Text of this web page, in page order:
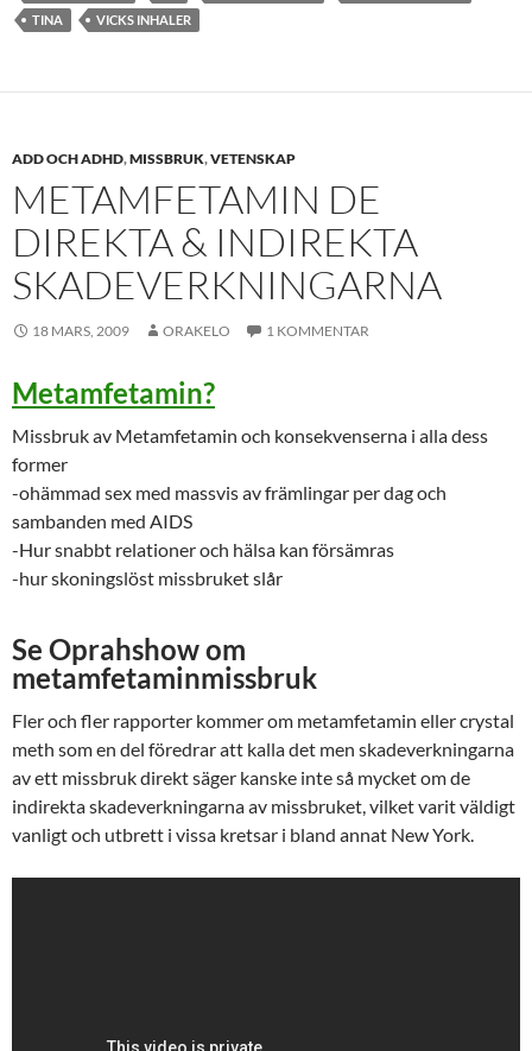
TINA
VICKS INHALER
ADD OCH ADHD,MISSBRUK,VETENSKAP
METAMFETAMIN DE
DIREKTA & INDIREKTA
SKADEVERKNINGARNA
18 MARS, 2009 ORAKELO 1 KOMMENTAR
Metamfetamin?
Missbruk av Metamfetamin och konsekvenserna i alla dess
former
-ohämmad sex med massvis av främlingar per dag och
sambanden med AIDS
-Hur snabbt relationer och hälsa kan försämras
-hur skoningslöst missbruket slår
Se Oprahshow om
metamfetaminmissbruk
Fler och fler rapporter kommer om metamfetamin eller crystal
meth som en del föredrar att kalla det men skadeverkningarna
av ett missbruk direkt säger kanske inte så mycket om de
indirekta skadeverkningarna av missbruket, vilket varit väldigt
vanligt och utbrett i vissa kretsar i bland annat New York.